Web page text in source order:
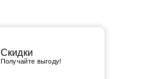
Скидки
Получайте выгоду!